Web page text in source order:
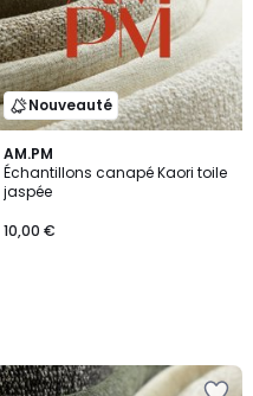
Nouveauté
AM.PM
Échantillons canapé Kaori toile
jaspée
10,00 €